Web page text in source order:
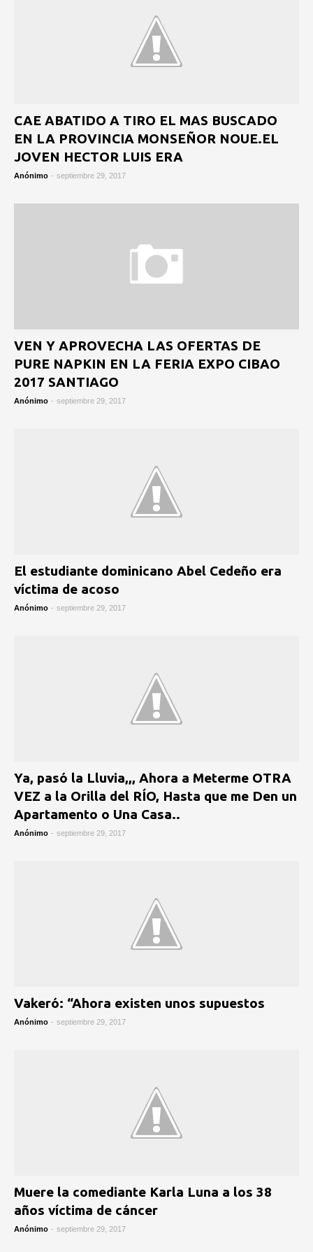
CAE ABATIDO A TIRO EL MAS BUSCADO
EN LA PROVINCIA MONSEÑOR NOUE.EL
JOVEN HECTOR LUIS ERA
Anónimo - septiembre 29, 2017
VEN Y APROVECHA LAS OFERTAS DE
PURE NAPKIN EN LA FERIA EXPO CIBAO
2017 SANTIAGO
Anónimo - septiembre 29, 2017
El estudiante dominicano Abel Cedeño era
víctima de acoso
Anónimo - septiembre 29, 2017
Ya, pasó la Lluvia,,, Ahora a Meterme OTRA
VEZ a la Orilla del RÍO, Hasta que me Den un
Apartamento o Una Casa..
Anónimo - septiembre 29, 2017
Vakeró: “Ahora existen unos supuestos
Anónimo - septiembre 29, 2017
Muere la comediante Karla Luna a los 38
años víctima de cáncer
Anónimo - septiembre 29, 2017